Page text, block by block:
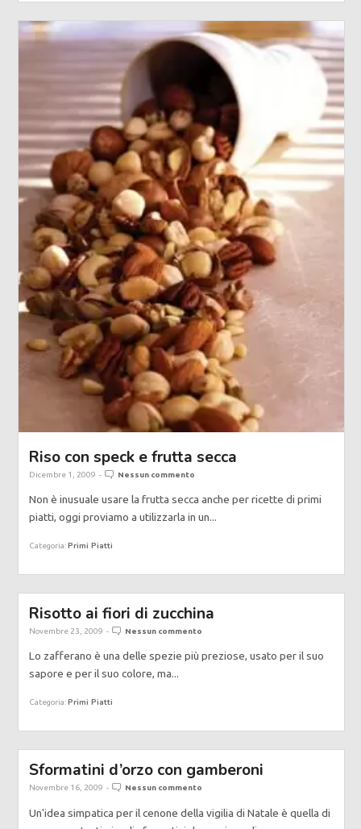
Riso con speck e frutta secca
Dicembre 1, 2009 - Nessun commento
Non è inusuale usare la frutta secca anche per ricette di primi
piatti, oggi proviamo a utilizzarla in un...
Categoria:Primi Piatti
Risotto ai fiori di zucchina
Novembre 23, 2009 - Nessun commento
Lo zafferano è una delle spezie più preziose, usato per il suo
sapore e per il suo colore, ma...
Categoria:Primi Piatti
Sformatini d’orzo con gamberoni
Novembre 16, 2009 - Nessun commento
Un'idea simpatica per il cenone della vigilia di Natale è quella di